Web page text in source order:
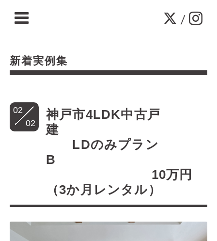
/
新着実例集
02
02
神戸市4LDK中古戸
建
LDのみプラン
B
10万円
（3か月レンタル）